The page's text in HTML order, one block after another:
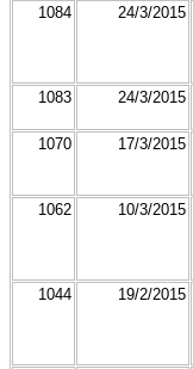
1084 24/3/2015
1083 24/3/2015
1070 17/3/2015
1062 10/3/2015
1044 19/2/2015